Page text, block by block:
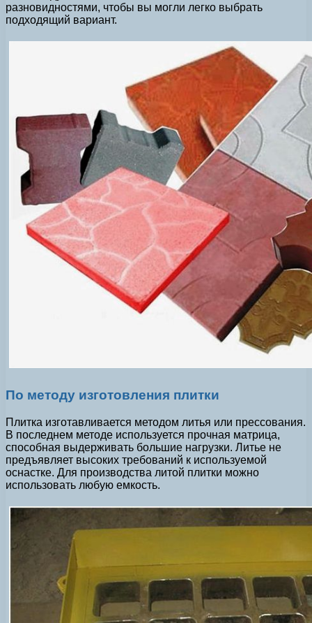
разновидностями, чтобы вы могли легко выбрать
подходящий вариант.
По методу изготовления плитки
Плитка изготавливается методом литья или прессования.
В последнем методе используется прочная матрица,
способная выдерживать большие нагрузки. Литье не
предъявляет высоких требований к используемой
оснастке. Для производства литой плитки можно
использовать любую емкость.